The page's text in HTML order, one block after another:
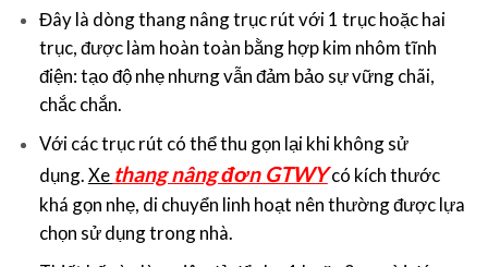
Đây là dòng thang nâng trục rút với 1 trục hoặc hai
trục, được làm hoàn toàn bằng hợp kim nhôm tĩnh
điện: tạo độ nhẹ nhưng vẫn đảm bảo sự vững chãi,
chắc chắn.
Với các trục rút có thể thu gọn lại khi không sử
dụng.Xe thang nâng đơn GTWYcó kích thước
khá gọn nhẹ, di chuyển linh hoạt nên thường được lựa
chọn sử dụng trong nhà.